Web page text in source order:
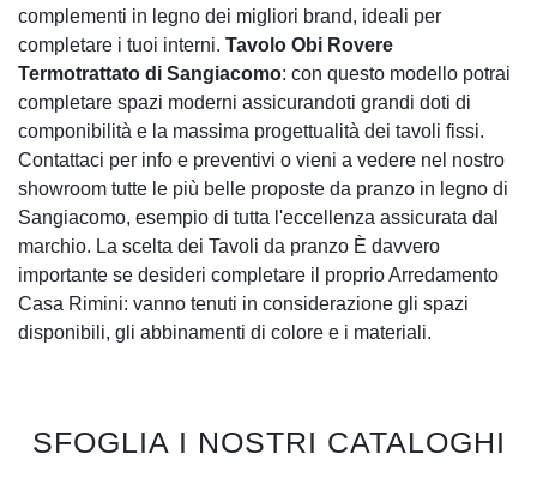
complementi in legno dei migliori brand, ideali per
completare i tuoi interni. Tavolo Obi Rovere
Termotrattato di Sangiacomo: con questo modello potrai
completare spazi moderni assicurandoti grandi doti di
componibilità e la massima progettualità dei tavoli fissi.
Contattaci per info e preventivi o vieni a vedere nel nostro
showroom tutte le più belle proposte da pranzo in legno di
Sangiacomo, esempio di tutta l'eccellenza assicurata dal
marchio. La scelta dei Tavoli da pranzo È davvero
importante se desideri completare il proprio Arredamento
Casa Rimini: vanno tenuti in considerazione gli spazi
disponibili, gli abbinamenti di colore e i materiali.
SFOGLIA I NOSTRI CATALOGHI